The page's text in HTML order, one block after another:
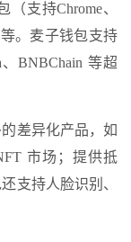
支持Chrome、
。麦子钱包支持
、BNBChain 等超
差异化产品，如
市场；提供抵
支持人脸识别、